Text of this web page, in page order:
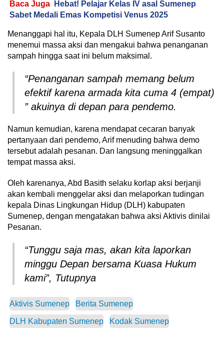
Baca Juga
Hebat! Pelajar Kelas IV asal Sumenep
Sabet Medali Emas Kompetisi Venus 2025
Menanggapi hal itu, Kepala DLH Sumenep Arif Susanto
menemui massa aksi dan mengakui bahwa penanganan
sampah hingga saat ini belum maksimal.
“Penanganan sampah memang belum
efektif karena armada kita cuma 4 (empat)
” akuinya di depan para pendemo.
Namun kemudian, karena mendapat cecaran banyak
pertanyaan dari pendemo, Arif menuding bahwa demo
tersebut adalah pesanan. Dan langsung meninggalkan
tempat massa aksi.
Oleh karenanya, Abd Basith selaku korlap aksi berjanji
akan kembali menggelar aksi dan melaporkan tudingan
kepala Dinas Lingkungan Hidup (DLH) kabupaten
Sumenep, dengan mengatakan bahwa aksi Aktivis dinilai
Pesanan.
“Tunggu saja mas, akan kita laporkan
minggu Depan bersama Kuasa Hukum
kami”, Tutupnya
Aktivis Sumenep Berita Sumenep
DLH Kabupaten Sumenep Kodak Sumenep